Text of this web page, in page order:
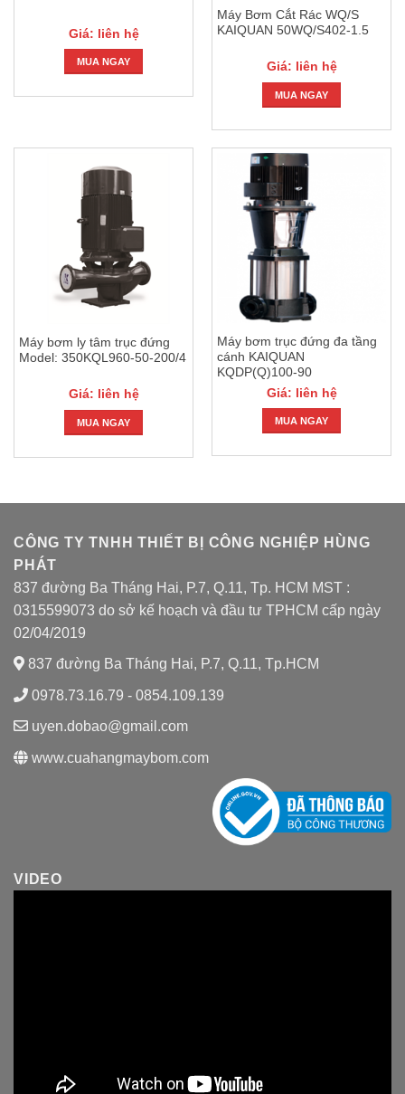
Giá: liên hệ
MUA NGAY
Máy Bơm Cắt Rác WQ/S
KAIQUAN 50WQ/S402-1.5
Giá: liên hệ
MUA NGAY
Máy bơm ly tâm trục đứng
Model: 350KQL960-50-200/4
Giá: liên hệ
MUA NGAY
Máy bơm trục đứng đa tầng
cánh KAIQUAN
KQDP(Q)100-90
Giá: liên hệ
MUA NGAY
CÔNG TY TNHH THIẾT BỊ CÔNG NGHIỆP HÙNG
PHÁT
837 đường Ba Tháng Hai, P.7, Q.11, Tp. HCM MST :
0315599073 do sở kế hoạch và đầu tư TPHCM cấp ngày
02/04/2019
837 đường Ba Tháng Hai, P.7, Q.11, Tp.HCM
0978.73.16.79 - 0854.109.139
uyen.dobao@gmail.com
www.cuahangmaybom.com
VIDEO